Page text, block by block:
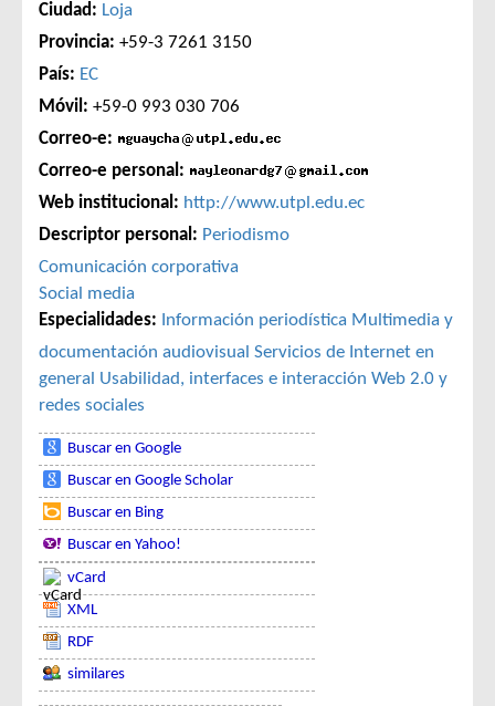
Ciudad: Loja
Provincia: +59-3 7261 3150
País: EC
Móvil: +59-0 993 030 706
Correo-e:
Correo-e personal:
Web institucional: http://www.utpl.edu.ec
Descriptor personal: Periodismo
Comunicación corporativa
Social media
Especialidades: Información periodística Multimedia y
documentación audiovisual Servicios de Internet en
general Usabilidad, interfaces e interacción Web 2.0 y
redes sociales
Buscar en Google
Buscar en Google Scholar
Buscar en Bing
Buscar en Yahoo!
vCard
XML
RDF
similares